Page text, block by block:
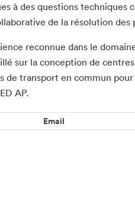
à des questions techniques
de la résolution des
reconnue dans le
sur la conception de
de transport en commun
AP.
Email